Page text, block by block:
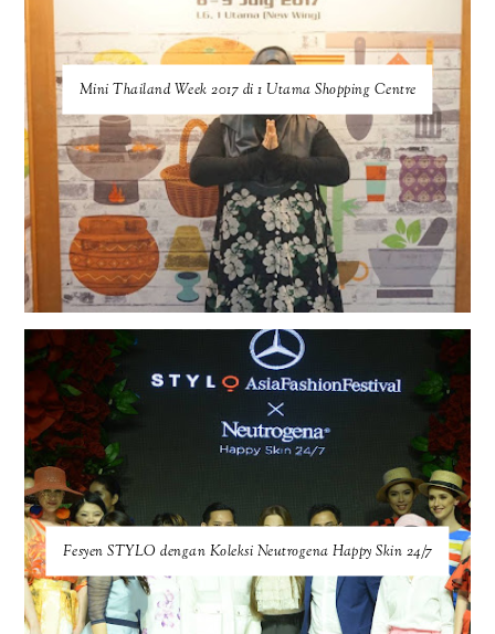
Mini Thailand Week 2017 di 1 Utama Shopping Centre
Fesyen STYLO dengan Koleksi Neutrogena Happy Skin 24/7